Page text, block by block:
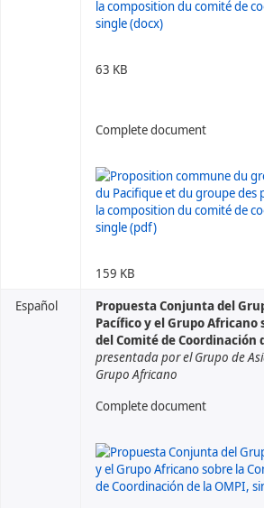
63 KB
Complete document
159 KB
Español
Propuesta Conjunta del
Pacífico y el Grupo Africano
del Comité de Coordinación
presentada por el Grupo de
Grupo Africano
Complete document